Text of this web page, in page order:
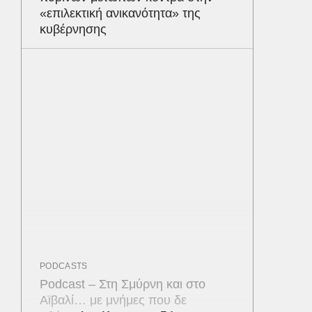
«επιλεκτική ανικανότητα» της
κυβέρνησης
PODCASTS
Podcast – Στη Σμύρνη και στο
Αϊβαλί… με μνήμες που δε